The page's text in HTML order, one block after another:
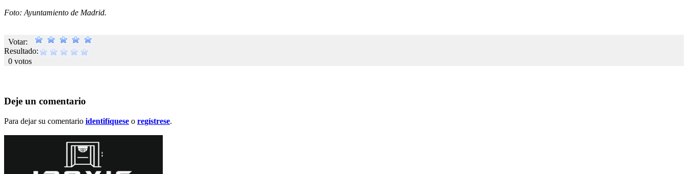
Foto: Ayuntamiento de Madrid.
Votar:
Resultado:
0 votos
Deje un comentario
Para dejar su comentario identifíquese o regístrese.